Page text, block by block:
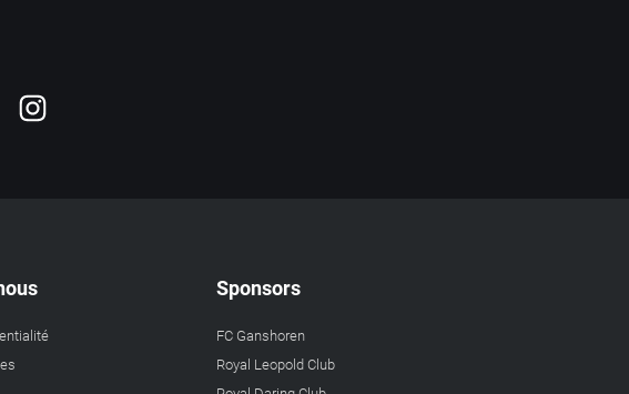
Sponsors
FC Ganshoren
Royal Leopold Club